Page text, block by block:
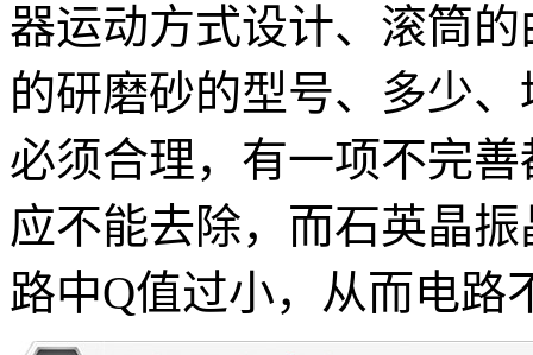
器运动方式设计、滚筒
的研磨砂的型号、多少
必须合理，有一项不完
应不能去除，而石英晶
路中Q值过小，从而电路